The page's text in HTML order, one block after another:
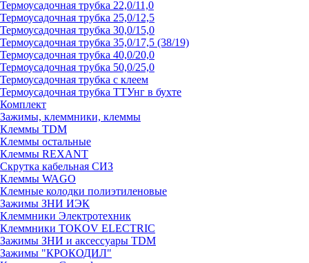
Термоусадочная трубка 22,0/11,0
Термоусадочная трубка 25,0/12,5
Термоусадочная трубка 30,0/15,0
Термоусадочная трубка 35,0/17,5 (38/19)
Термоусадочная трубка 40,0/20,0
Термоусадочная трубка 50,0/25,0
Термоусадочная трубка с клеем
Термоусадочная трубка ТТУнг в бухте
Комплект
Зажимы, клеммники, клеммы
Клеммы TDM
Клеммы остальные
Клеммы REXANT
Скрутка кабельная СИЗ
Клеммы WAGO
Клемные колодки полиэтиленовые
Зажимы ЗНИ ИЭК
Клеммники Электротехник
Клеммники TOKOV ELECTRIC
Зажимы ЗНИ и аксессуары TDM
Зажимы "КРОКОДИЛ"